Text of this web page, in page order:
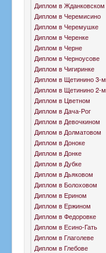
Диплом в Жданковском
Диплом в Черемисино
Диплом в Черемушке
Диплом в Черенке
Диплом в Черне
Диплом в Черноусове
Диплом в Чигиринке
Диплом в Щетинино 3-м
Диплом в Щетинино 2-м
Диплом в Цветном
Диплом в Дача-Рог
Диплом в Девочкином
Диплом в Долматовом
Диплом в Доноке
Диплом в Донке
Диплом в Дубке
Диплом в Дьяковом
Диплом в Болоховом
Диплом в Ерином
Диплом в Ержином
Диплом в Федоровке
Диплом в Есино-Гать
Диплом в Глаголеве
Диплом в Глебове